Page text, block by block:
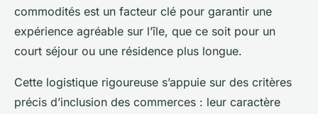
commodités est un facteur clé pour garantir une
expérience agréable sur l’île, que ce soit pour un
court séjour ou une résidence plus longue.
Cette logistique rigoureuse s’appuie sur des critères
précis d’inclusion des commerces : leur caractère